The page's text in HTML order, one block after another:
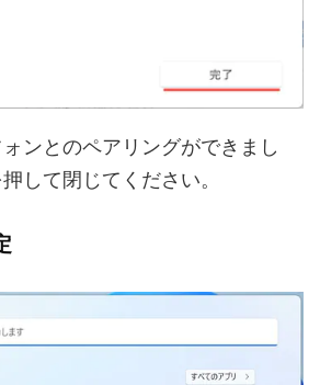
ンとのペアリングができまし
して閉じてください。